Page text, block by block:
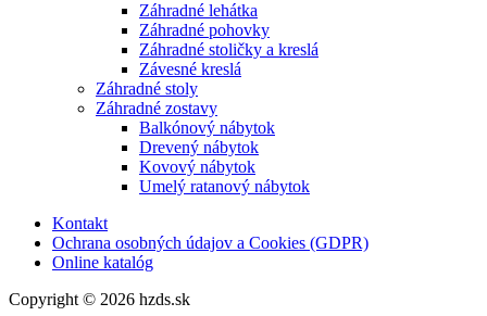
Záhradné lehátka
Záhradné pohovky
Záhradné stoličky a kreslá
Závesné kreslá
Záhradné stoly
Záhradné zostavy
Balkónový nábytok
Drevený nábytok
Kovový nábytok
Umelý ratanový nábytok
Kontakt
Ochrana osobných údajov a Cookies (GDPR)
Online katalóg
Copyright © 2026 hzds.sk